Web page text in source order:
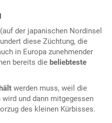
der japanischen Nordinsel
diese Züchtung, die
in Europa zunehmender
bereits die beliebteste
werden muss, weil die
und dann mitgegessen
des kleinen Kürbisses.